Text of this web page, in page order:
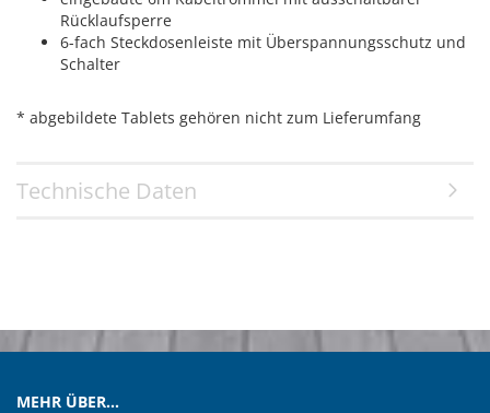
Rücklaufsperre
6-fach Steckdosenleiste mit Überspannungsschutz und
Schalter
* abgebildete Tablets gehören nicht zum Lieferumfang
Technische Daten
MEHR ÜBER...